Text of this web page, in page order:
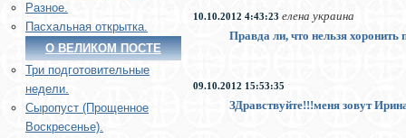
Разное.
Пасхальная открытка.
О ВЕЛИКОМ ПОСТЕ
Три подготовительные
недели.
Сыропуст (Прощенное
Воскресенье).
10.10.2012 4:43:23 елена украина
Правда ли, что нельзя хоронить
09.10.2012 15:53:35
ЗДравствуйте!!!меня зовут